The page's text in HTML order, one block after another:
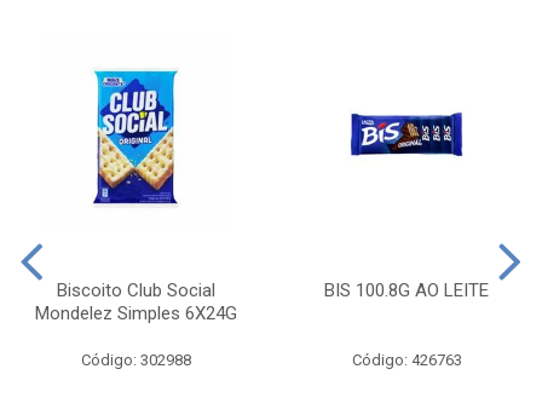
Biscoito Club Social
Mondelez Simples 6X24G
Código: 302988
BIS 100.8G AO LEITE
Código: 426763